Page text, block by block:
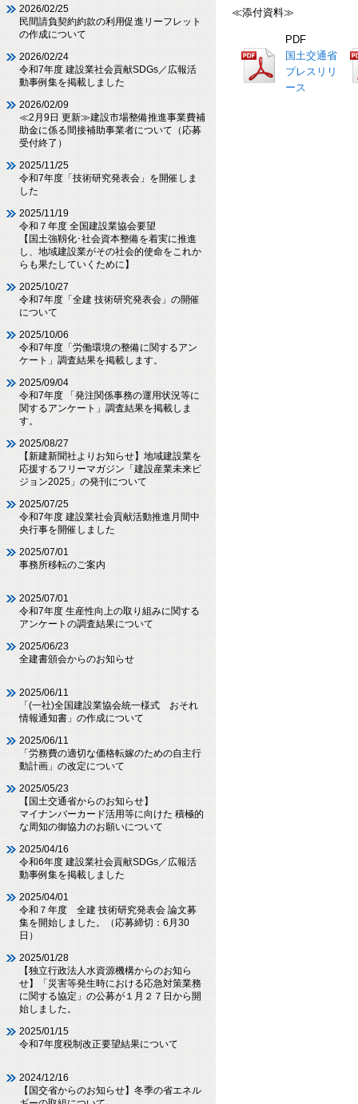
≪添付資料≫
PDF
国土交通省
プレスリリ
ース
2026/02/25
民間請負契約約款の利用促進リーフレット
の作成について
2026/02/24
令和7年度 建設業社会貢献SDGs／広報活
動事例集を掲載しました
2026/02/09
≪2月9日 更新≫建設市場整備推進事業費補
助金に係る間接補助事業者について（応募
受付終了）
2025/11/25
令和7年度「技術研究発表会」を開催しま
した
2025/11/19
令和７年度 全国建設業協会要望
【国土強靱化･社会資本整備を着実に推進
し、地域建設業がその社会的使命をこれか
らも果たしていくために】
2025/10/27
令和7年度「全建 技術研究発表会」の開催
について
2025/10/06
令和7年度「労働環境の整備に関するアン
ケート」調査結果を掲載します。
2025/09/04
令和7年度 「発注関係事務の運用状況等に
関するアンケート」調査結果を掲載しま
す。
2025/08/27
【新建新聞社よりお知らせ】地域建設業を
応援するフリーマガジン「建設産業未来ビ
ジョン2025」の発刊について
2025/07/25
令和7年度 建設業社会貢献活動推進月間中
央行事を開催しました
2025/07/01
事務所移転のご案内
2025/07/01
令和7年度 生産性向上の取り組みに関する
アンケートの調査結果について
2025/06/23
全建書頒会からのお知らせ
2025/06/11
「(一社)全国建設業協会統一様式 おそれ
情報通知書」の作成について
2025/06/11
「労務費の適切な価格転嫁のための自主行
動計画」の改定について
2025/05/23
【国土交通省からのお知らせ】
マイナンバーカード活用等に向けた 積極的
な周知の御協力のお願いについて
2025/04/16
令和6年度 建設業社会貢献SDGs／広報活
動事例集を掲載しました
2025/04/01
令和７年度 全建 技術研究発表会 論文募
集を開始しました。（応募締切：6月30
日）
2025/01/28
【独立行政法人水資源機構からのお知ら
せ】「災害等発生時における応急対策業務
に関する協定」の公募が１月２７日から開
始しました。
2025/01/15
令和7年度税制改正要望結果について
2024/12/16
【国交省からのお知らせ】冬季の省エネル